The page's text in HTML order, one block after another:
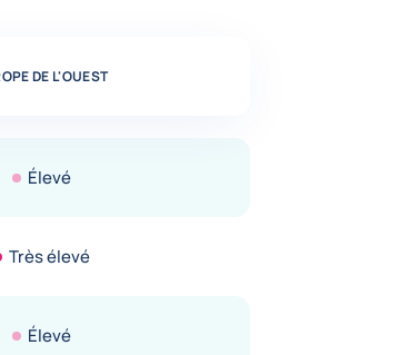
DE L'OUEST
Élevé
Très élevé
Élevé